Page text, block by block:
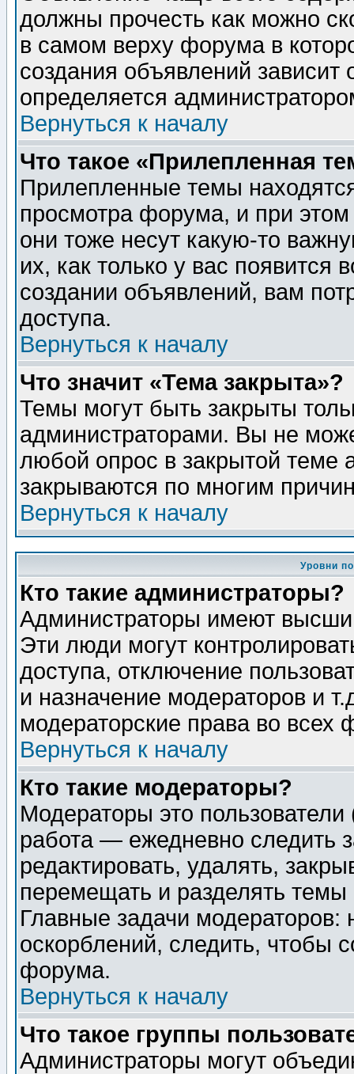
должны прочесть как можно
в самом верху форума в
создания объявлений зависит
определяется
Вернуться к началу
Что такое «Прилепленная
Прилепленные темы
просмотра форума, и при
они тоже несут какую-то
их, как только у вас появится
создании объявлений, вам
доступа.
Вернуться к началу
Что значит «Тема закрыта»?
Темы могут быть закрыты
администраторами. Вы не
любой опрос в закрытой теме
закрываются по многим
Вернуться к началу
Уровни
Кто такие администраторы?
Администраторы имеют
Эти люди могут
доступа, отключение
и назначение модераторов и
модераторские права во всех
Вернуться к началу
Кто такие модераторы?
Модераторы это
работа — ежедневно следить
редактировать, удалять,
перемещать и разделять
Главные задачи
оскорблений, следить, чтобы
форума.
Вернуться к началу
Что такое группы
Администраторы могут